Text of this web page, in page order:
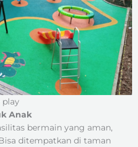
Anak
bermain yang aman,
ditempatkan di taman